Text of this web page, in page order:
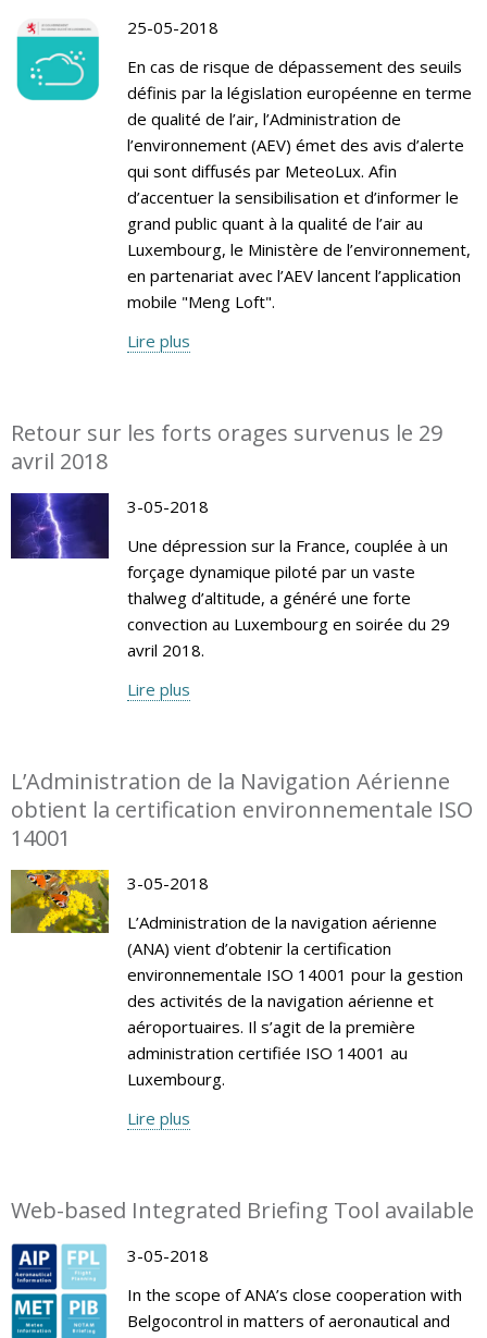
25-05-2018
En cas de risque de dépassement des seuils
définis par la législation européenne en terme
de qualité de l’air, l’Administration de
l’environnement (AEV) émet des avis d’alerte
qui sont diffusés par MeteoLux. Afin
d’accentuer la sensibilisation et d’informer le
grand public quant à la qualité de l’air au
Luxembourg, le Ministère de l’environnement,
en partenariat avec l’AEV lancent l’application
mobile "Meng Loft".
Lire plus
Retour sur les forts orages survenus le 29
avril 2018
3-05-2018
Une dépression sur la France, couplée à un
forçage dynamique piloté par un vaste
thalweg d’altitude, a généré une forte
convection au Luxembourg en soirée du 29
avril 2018.
Lire plus
L’Administration de la Navigation Aérienne
obtient la certification environnementale ISO
14001
3-05-2018
L’Administration de la navigation aérienne
(ANA) vient d’obtenir la certification
environnementale ISO 14001 pour la gestion
des activités de la navigation aérienne et
aéroportuaires. Il s’agit de la première
administration certifiée ISO 14001 au
Luxembourg.
Lire plus
Web-based Integrated Briefing Tool available
3-05-2018
In the scope of ANA’s close cooperation with
Belgocontrol in matters of aeronautical and